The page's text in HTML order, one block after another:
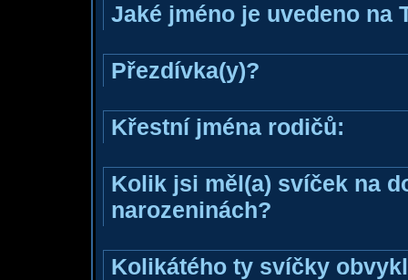
Jaké jméno je uvedeno na
Přezdívka(y)?
Křestní jména rodičů:
Kolik jsi měl(a) svíček na
narozeninách?
Kolikátého ty svíčky